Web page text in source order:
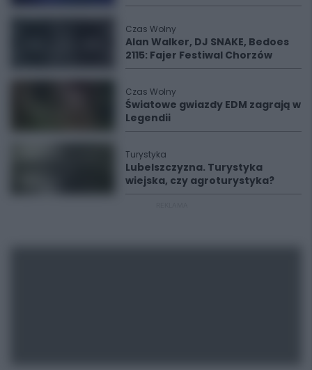
Czas Wolny
Alan Walker, DJ SNAKE, Bedoes
2115: Fajer Festiwal Chorzów
Czas Wolny
Światowe gwiazdy EDM zagrają w
Legendii
Turystyka
Lubelszczyzna. Turystyka
wiejska, czy agroturystyka?